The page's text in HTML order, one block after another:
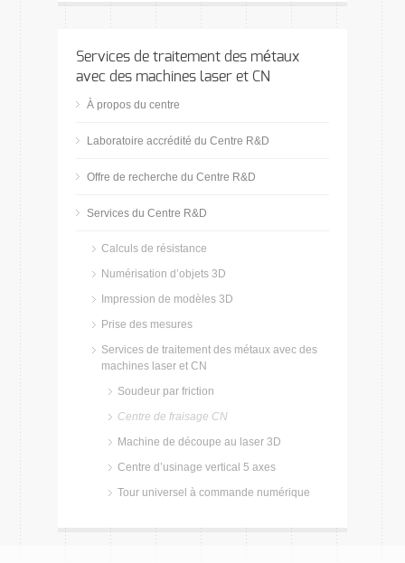
Services de traitement des métaux
avec des machines laser et CN
À propos du centre
Laboratoire accrédité du Centre R&D
Offre de recherche du Centre R&D
Services du Centre R&D
Calculs de résistance
Numérisation d’objets 3D
Impression de modèles 3D
Prise des mesures
Services de traitement des métaux avec des
machines laser et CN
Soudeur par friction
Centre de fraisage CN
Machine de découpe au laser 3D
Centre d’usinage vertical 5 axes
Tour universel à commande numérique